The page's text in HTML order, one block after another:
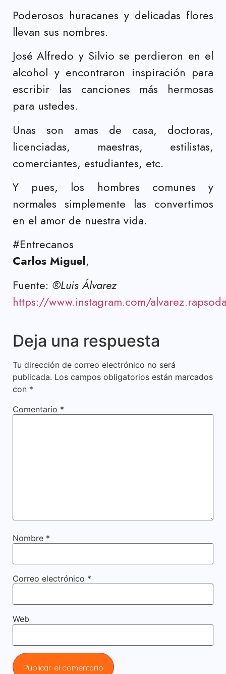
Poderosos huracanes y delicadas flores
llevan sus nombres.
José Alfredo y Silvio se perdieron en el
alcohol y encontraron inspiración para
escribir las canciones más hermosas
para ustedes.
Unas son amas de casa, doctoras,
licenciadas, maestras, estilistas,
comerciantes, estudiantes, etc.
Y pues, los hombres comunes y
normales simplemente las convertimos
en el amor de nuestra vida.
#Entrecanos
Carlos Miguel,
Fuente: ®Luis Álvarez
https://www.instagram.com/
Deja una respuesta
Tu dirección de correo electrónico no será
publicada. Los campos obligatorios están marcados
con *
Comentario *
Nombre *
Correo electrónico *
Web